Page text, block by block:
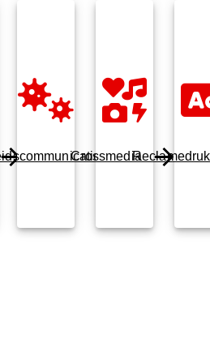
Crossmedia